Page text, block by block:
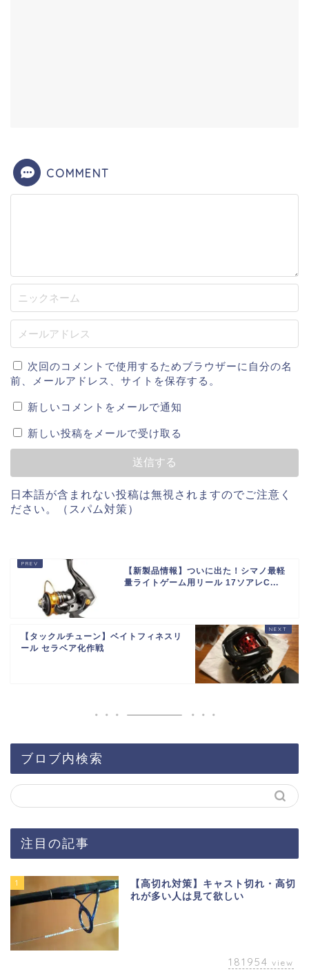
COMMENT
次回のコメントで使用するためブラウザーに自分の名
前、メールアドレス、サイトを保存する。
新しいコメントをメールで通知
新しい投稿をメールで受け取る
日本語が含まれない投稿は無視されますのでご注意く
ださい。（スパム対策）
【新製品情報】ついに出た！シマノ最軽
量ライトゲーム用リール 17ソアレC...
【タックルチューン】ベイトフィネスリ
ール セラベア化作戦
ブロブ内検索
注目の記事
1
【高切れ対策】キャスト切れ・高切
れが多い人は見て欲しい
181954 view